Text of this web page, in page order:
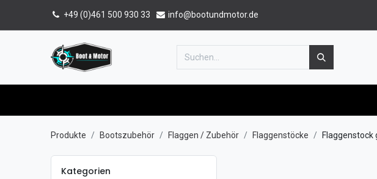
+49 (0)461 500 930 33 info@bootundmotor.de
Produkte Bootszubehör Flaggen / Zubehör Flaggenstöcke
Kategorien